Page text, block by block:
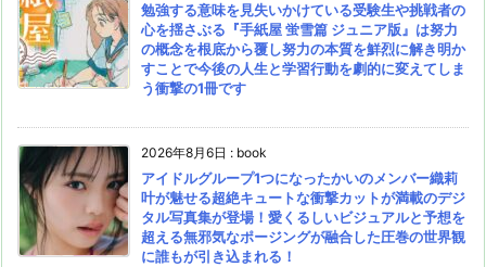
勉強する意味を見失いかけている受験生や挑戦者の
心を揺さぶる『手紙屋 蛍雪篇 ジュニア版』は努力
の概念を根底から覆し努力の本質を鮮烈に解き明か
すことで今後の人生と学習行動を劇的に変えてしま
う衝撃の1冊です
2026年8月6日 : book
アイドルグループ1つになったかいのメンバー織莉
叶が魅せる超絶キュートな衝撃カットが満載のデジ
タル写真集が登場！愛くるしいビジュアルと予想を
超える無邪気なポージングが融合した圧巻の世界観
に誰もが引き込まれる！